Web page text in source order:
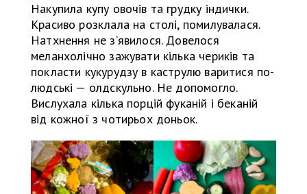
Накупила купу овочів та грудку індички.
Красиво розклала на столі, помилувалася.
Натхнення не з’явилося. Довелося
меланхолічно зажувати кілька чериків та
покласти кукурудзу в каструлю варитися по-
людські — олдскульно. Не допомогло.
Вислухала кілька порцій фуканій і беканій
від кожної з чотирьох доньок.